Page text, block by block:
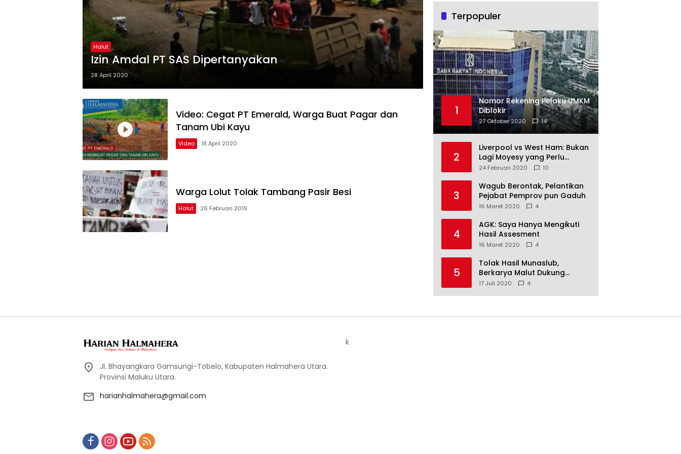
Halut
Izin Amdal PT SAS Dipertanyakan
28 April 2020
Video: Cegat PT Emerald, Warga Buat Pagar dan
Tanam Ubi Kayu
Video 18 April 2020
Warga Lolut Tolak Tambang Pasir Besi
Halut 26 Februari 2019
Terpopuler
1
Nomor Rekening Pelaku UMKM
Diblokir
27 Oktober 2020 14
2
Liverpool vs West Ham: Bukan
Lagi Moyesy yang Perlu
Ditakuti
24 Februari 2020 10
3
Wagub Berontak, Pelantikan
Pejabat Pemprov pun Gaduh
16 Maret 2020 4
4
AGK: Saya Hanya Mengikuti
Hasil Assesment
16 Maret 2020 4
5
Tolak Hasil Munaslub,
Berkarya Malut Dukung
Tommy Soeharto
17 Juli 2020 4
Jl. Bhayangkara Gamsungi-Tobelo, Kabupaten Halmahera Utara.
Provinsi Maluku Utara.
harianhalmahera@gmail.com
k